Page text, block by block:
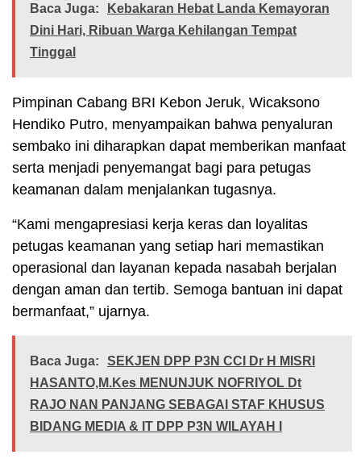
Baca Juga:
Kebakaran Hebat Landa Kemayoran
Dini Hari, Ribuan Warga Kehilangan Tempat
Tinggal
Pimpinan Cabang BRI Kebon Jeruk, Wicaksono
Hendiko Putro, menyampaikan bahwa penyaluran
sembako ini diharapkan dapat memberikan manfaat
serta menjadi penyemangat bagi para petugas
keamanan dalam menjalankan tugasnya.
“Kami mengapresiasi kerja keras dan loyalitas
petugas keamanan yang setiap hari memastikan
operasional dan layanan kepada nasabah berjalan
dengan aman dan tertib. Semoga bantuan ini dapat
bermanfaat,” ujarnya.
Baca Juga:
SEKJEN DPP P3N CCI Dr H MISRI
HASANTO,M.Kes MENUNJUK NOFRIYOL Dt
RAJO NAN PANJANG SEBAGAI STAF KHUSUS
BIDANG MEDIA & IT DPP P3N WILAYAH I